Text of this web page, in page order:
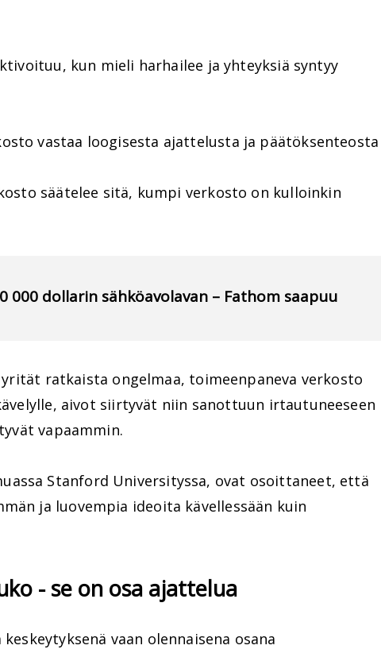
kun mieli harhailee ja yhteyksiä syntyy
vastaa loogisesta ajattelusta ja päätöksenteosta
säätelee sitä, kumpi verkosto on kulloinkin
000 dollarin sähköavolavan – Fathom saapuu
ratkaista ongelmaa, toimeenpaneva verkosto
aivot siirtyvät niin sanottuun irtautuneeseen
vapaammin.
Stanford Universityssa, ovat osoittaneet, että
ja luovempia ideoita kävellessään kuin
- se on osa ajattelua
vaan olennaisena osana